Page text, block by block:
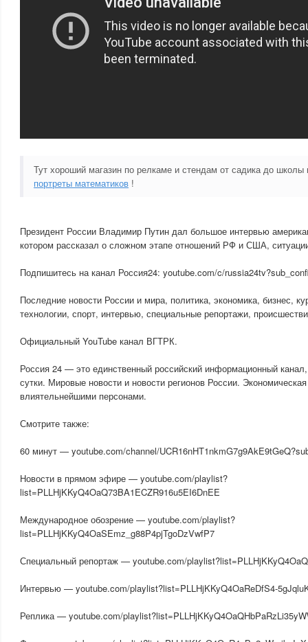
Тут хороший магазин по релкаме и стендам от садика до
портреты математиков !
Президент России Владимир Путин дал большое интервью
котором рассказал о сложном этапе отношений РФ и США,
Подпишитесь на канал Россия24: youtube.com/c/
Последние новости России и мира, политика, экономика, бизнес,
технологии, спорт, интервью, специальные репортажи,
Официальный YouTube канал ВГТРК.
Россия 24 — это единственный российский информационный
сутки. Мировые новости и новости регионов России.
влиятельнейшими персонами.
Смотрите также:
60 минут — youtube.com/channel/
Новости в прямом эфире — youtube.com/playlist?
list=PLLHjKKyQ4OaQ73BA1ECZR916u5EI6DnEE
Международное обозрение — youtube.com/playlist?
list=PLLHjKKyQ4OaSEmz_g88P4pjTgoDzVwfP7
Специальный репортаж — youtube.com/
Интервью — youtube.com/playlist?list=PLLHjKKyQ4OaReDfS4-
Реплика — youtube.com/